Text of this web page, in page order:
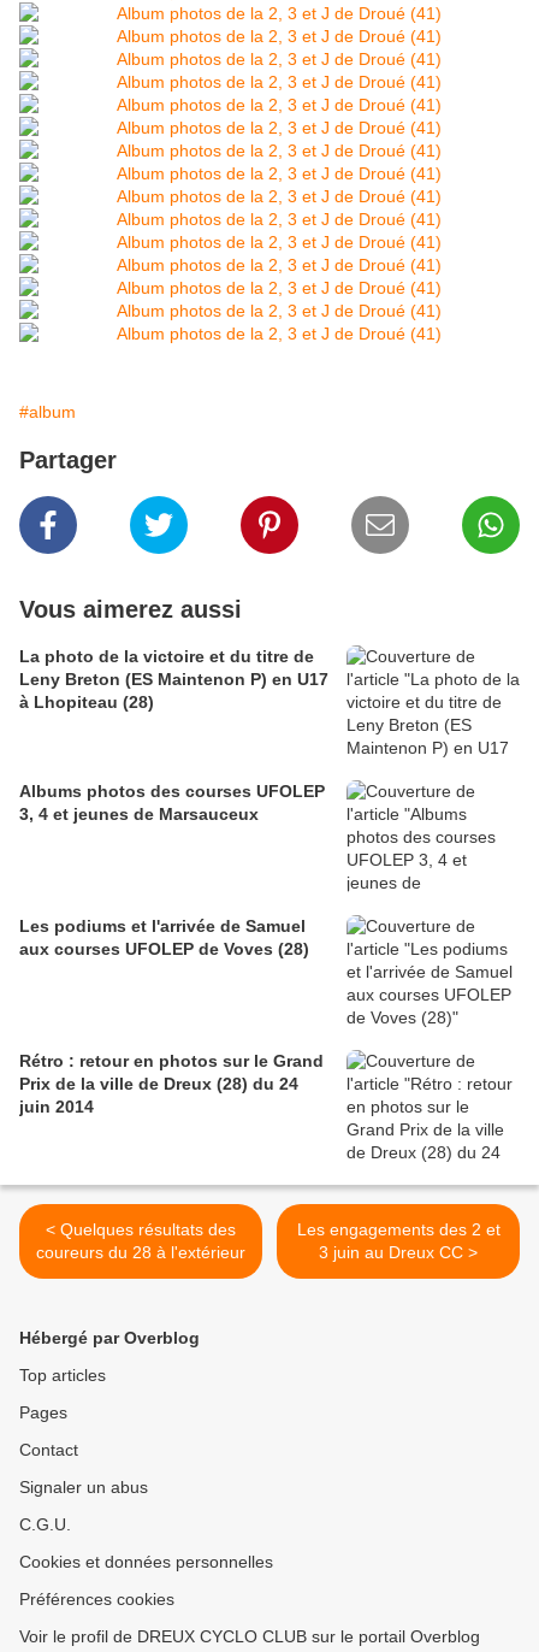
#album
Partager
Vous aimerez aussi
La photo de la victoire et du titre de
Leny Breton (ES Maintenon P) en U17
à Lhopiteau (28)
Albums photos des courses UFOLEP
3, 4 et jeunes de Marsauceux
Les podiums et l'arrivée de Samuel
aux courses UFOLEP de Voves (28)
Rétro : retour en photos sur le Grand
Prix de la ville de Dreux (28) du 24
juin 2014
< Quelques résultats des
coureurs du 28 à l'extérieur
Les engagements des 2 et
3 juin au Dreux CC >
Hébergé par Overblog
Top articles
Pages
Contact
Signaler un abus
C.G.U.
Cookies et données personnelles
Préférences cookies
Voir le profil de DREUX CYCLO CLUB sur le portail Overblog